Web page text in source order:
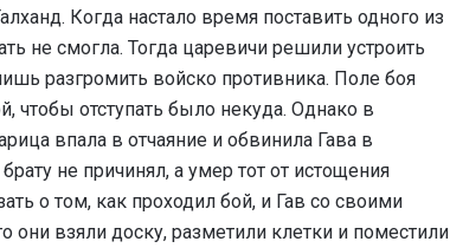
Когда настало время поставить одного из
не смогла. Тогда царевичи решили устроить
разгромить войско противника. Поле боя
чтобы отступать было некуда. Однако в
впала в отчаяние и обвинила Гава в
не причинял, а умер тот от истощения
о том, как проходил бой, и Гав со своими
взяли доску, разметили клетки и поместили